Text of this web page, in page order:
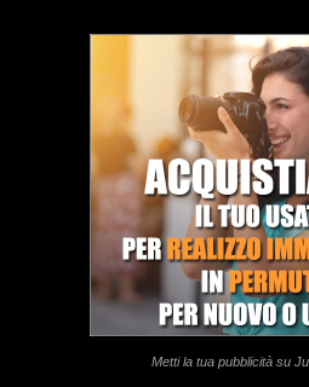
Metti la tua pubblicità su